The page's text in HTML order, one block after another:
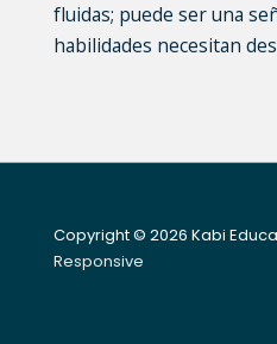
fluidas; puede ser una
habilidades necesitan
Copyright © 2026 Kabi
Responsive